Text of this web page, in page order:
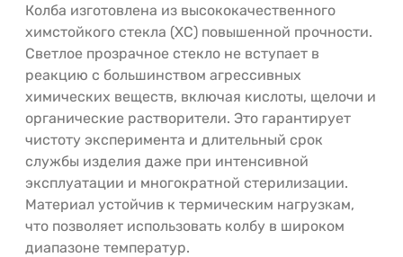
Колба изготовлена из высококачественного
химстойкого стекла (ХС) повышенной прочности.
Светлое прозрачное стекло не вступает в
реакцию с большинством агрессивных
химических веществ, включая кислоты, щелочи и
органические растворители. Это гарантирует
чистоту эксперимента и длительный срок
службы изделия даже при интенсивной
эксплуатации и многократной стерилизации.
Материал устойчив к термическим нагрузкам,
что позволяет использовать колбу в широком
диапазоне температур.